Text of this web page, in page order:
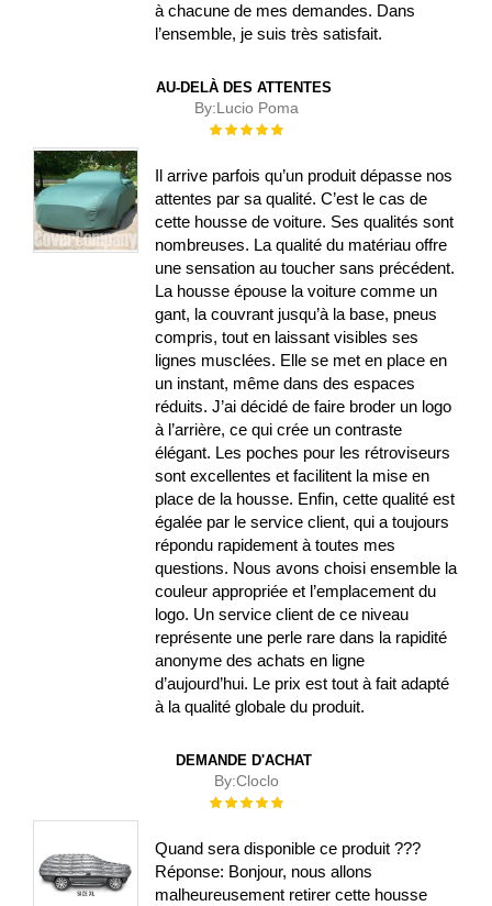
à chacune de mes demandes. Dans
l’ensemble, je suis très satisfait.
AU-DELÀ DES ATTENTES
By:Lucio Poma
Évaluation :
Il arrive parfois qu’un produit dépasse nos
attentes par sa qualité. C’est le cas de
cette housse de voiture. Ses qualités sont
nombreuses. La qualité du matériau offre
une sensation au toucher sans précédent.
La housse épouse la voiture comme un
gant, la couvrant jusqu’à la base, pneus
compris, tout en laissant visibles ses
lignes musclées. Elle se met en place en
un instant, même dans des espaces
réduits. J’ai décidé de faire broder un logo
à l’arrière, ce qui crée un contraste
élégant. Les poches pour les rétroviseurs
sont excellentes et facilitent la mise en
place de la housse. Enfin, cette qualité est
égalée par le service client, qui a toujours
répondu rapidement à toutes mes
questions. Nous avons choisi ensemble la
couleur appropriée et l’emplacement du
logo. Un service client de ce niveau
représente une perle rare dans la rapidité
anonyme des achats en ligne
d’aujourd’hui. Le prix est tout à fait adapté
à la qualité globale du produit.
DEMANDE D'ACHAT
By:Cloclo
Évaluation :
Quand sera disponible ce produit ???
Réponse: Bonjour, nous allons
malheureusement retirer cette housse